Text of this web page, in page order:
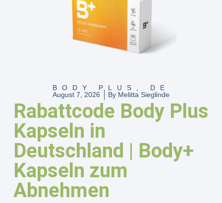
BODY PLUS , DE
August 7, 2026
By Melitta Sieglinde
Rabattcode Body Plus
Kapseln in
Deutschland | Body+
Kapseln zum
Abnehmen